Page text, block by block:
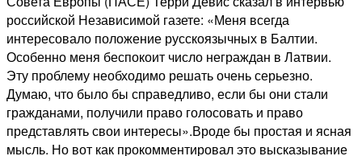
российской Независимой газете: «Меня всегда
интересовало положение русскоязычных в Балтии.
Особенно меня беспокоит число неграждан в Латвии.
Эту проблему необходимо решать очень серьезно.
Думаю, что было бы справедливо, если бы они стали
гражданами, получили право голосовать и право
представлять свои интересы».Вроде бы простая и ясная
мысль. Но вот как прокомментировал это высказывание